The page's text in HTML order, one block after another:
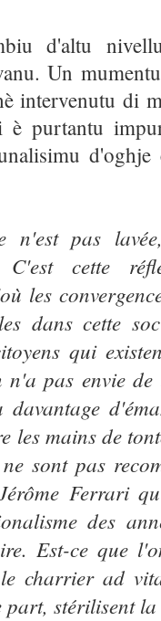
d'altu
Un
intervenutu di
è purtantu
d'oghje
n'est pas
C'est cette
les
dans cette
qui
n'a pas envie
les mains de
sont pas
Ferrari
des
Est-ce que
charrier ad
part, stérilisent